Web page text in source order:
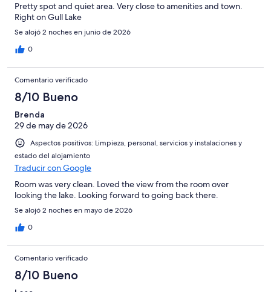
Pretty spot and quiet area. Very close to amenities and town.
Right on Gull Lake
Se alojó 2 noches en junio de 2026
0
Comentario verificado
8/10 Bueno
Brenda
29 de may de 2026
Aspectos positivos: Limpieza, personal, servicios y instalaciones y
estado del alojamiento
Traducir con Google
Room was very clean. Loved the view from the room over
looking the lake. Looking forward to going back there.
Se alojó 2 noches en mayo de 2026
0
Comentario verificado
8/10 Bueno